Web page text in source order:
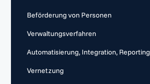
Beförderung von Personen
Verwaltungsverfahren
Automatisierung, Integration, Reporting
Vernetzung